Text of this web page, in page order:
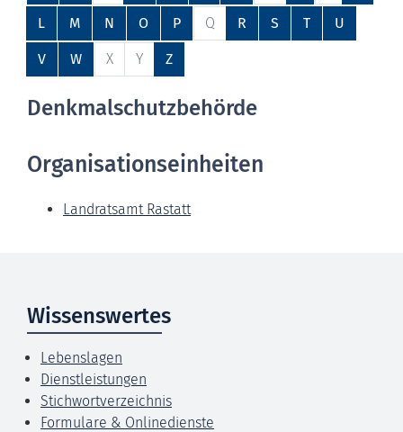
L M N O P Q R S T U
V W X Y Z
Denkmalschutzbehörde
Organisationseinheiten
Landratsamt Rastatt
Wissenswertes
Lebenslagen
Dienstleistungen
Stichwortverzeichnis
Formulare & Onlinedienste